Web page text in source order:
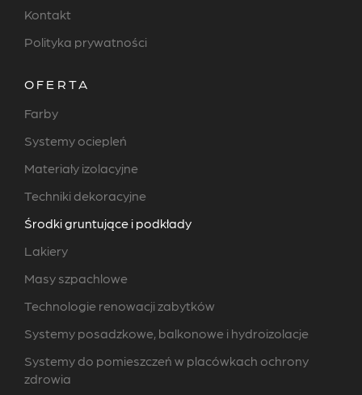
Kontakt
Polityka prywatności
OFERTA
Farby
Systemy ociepleń
Materiały izolacyjne
Techniki dekoracyjne
Środki gruntujące i podkłady
Lakiery
Masy szpachlowe
Technologie renowacji zabytków
Systemy posadzkowe, balkonowe i hydroizolacje
Systemy do pomieszczeń w placówkach ochrony
zdrowia